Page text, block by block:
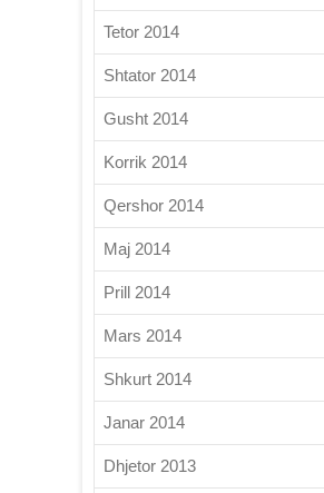
Tetor 2014
Shtator 2014
Gusht 2014
Korrik 2014
Qershor 2014
Maj 2014
Prill 2014
Mars 2014
Shkurt 2014
Janar 2014
Dhjetor 2013